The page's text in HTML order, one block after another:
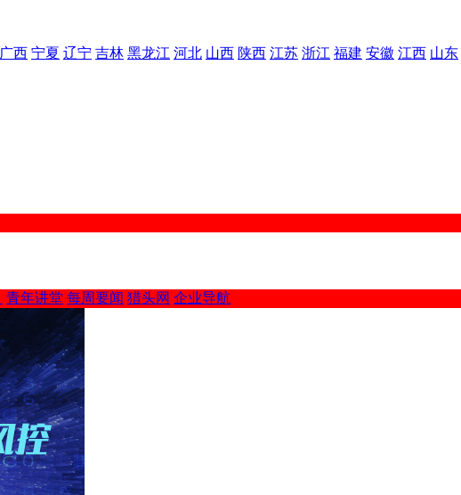
广西 宁夏 辽宁 吉林 黑龙江 河北 山西 陕西 江苏 浙江 福建 安徽 江西 山东
青年讲堂 每周要闻 猎头网 企业导航